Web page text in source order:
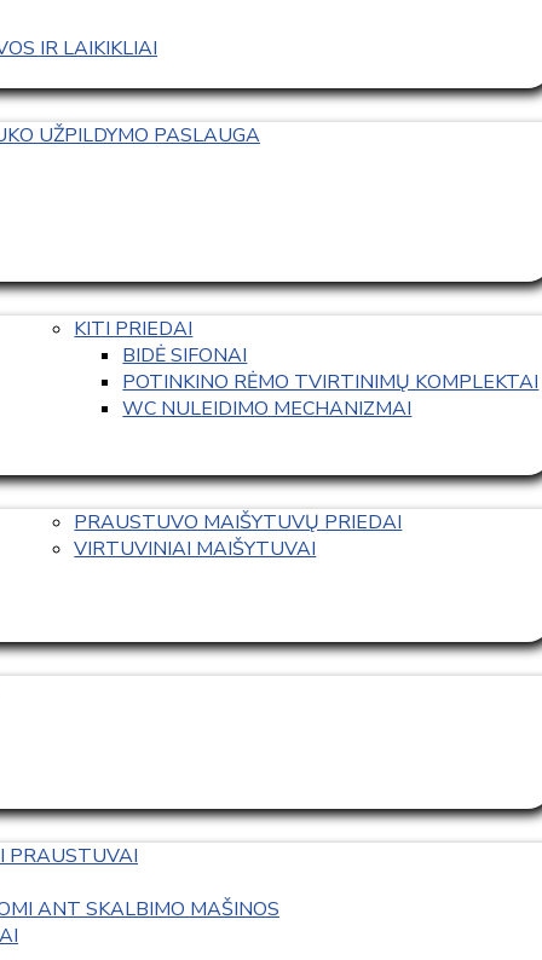
IR LAIKIKLIAI
UŽPILDYMO PASLAUGA
KITI PRIEDAI
BIDĖ SIFONAI
POTINKINO RĖMO TVIRTINIMŲ KOMPLEKTAI
WC NULEIDIMO MECHANIZMAI
PRAUSTUVO MAIŠYTUVŲ PRIEDAI
VIRTUVINIAI MAIŠYTUVAI
PRAUSTUVAI
ANT SKALBIMO MAŠINOS